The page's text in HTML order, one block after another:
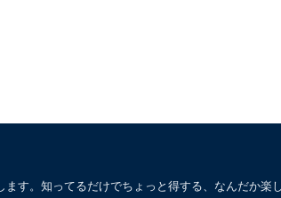
す。知ってるだけでちょっと得する、なんだか楽